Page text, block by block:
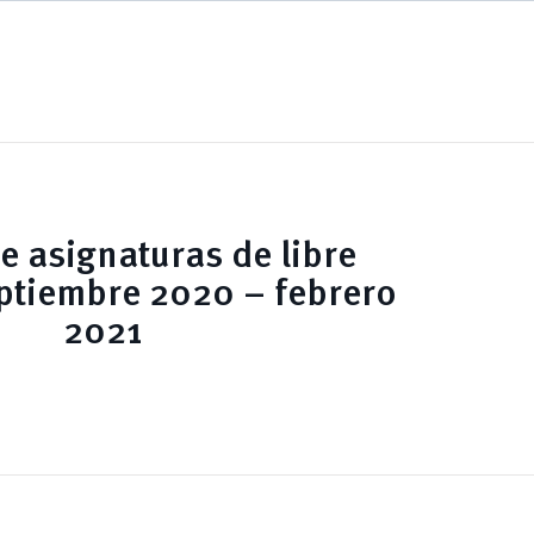
asignaturas de libre
2020 – febrero
2021